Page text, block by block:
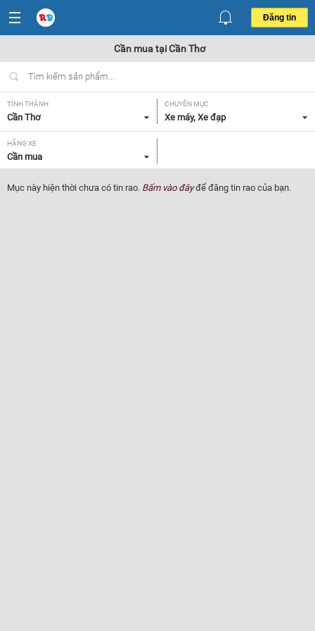
Đăng tin
Cần mua tại Cần Thơ
TỈNH THÀNH
Cần Thơ
CHUYÊN MỤC
Xe máy, Xe đạp
HÃNG XE
Cần mua
Mục này hiện thời chưa có tin rao. Bấm vào đâyđể đăng tin rao của bạn.